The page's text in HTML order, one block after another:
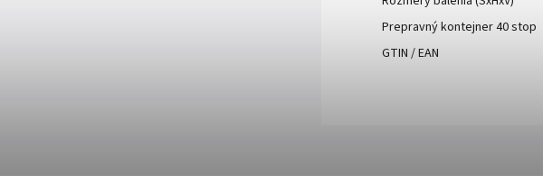
Prepravný kontejner 40 stop
GTIN / EAN